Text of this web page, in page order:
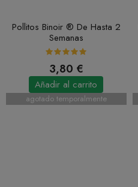
Pollitos Binoir ® De Hasta 2
Semanas
3,80 €
Añadir al carrito
agotado temporalmente